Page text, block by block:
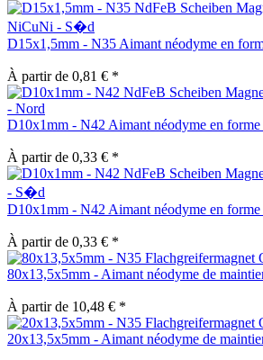
D15x1,5mm - N35 Aimant néodyme en
À partir de 0,81 € *
D10x1mm - N42 Aimant néodyme en forme
À partir de 0,33 € *
D10x1mm - N42 Aimant néodyme en forme
À partir de 0,33 € *
80x13,5x5mm - Aimant néodyme de
À partir de 10,48 € *
20x13,5x5mm - Aimant néodyme de